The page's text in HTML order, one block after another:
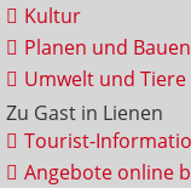
Kultur
Planen und Bauen
Umwelt und Tiere
Zu Gast in Lienen
Tourist-
Angebote online